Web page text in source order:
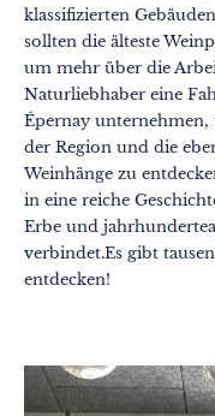
klassifizierten
sollten die älteste
um mehr über die
Naturliebhaber eine
Épernay
der Region und die
Weinhänge zu
in eine reiche
Erbe und
verbindet.Es gibt
entdecken!